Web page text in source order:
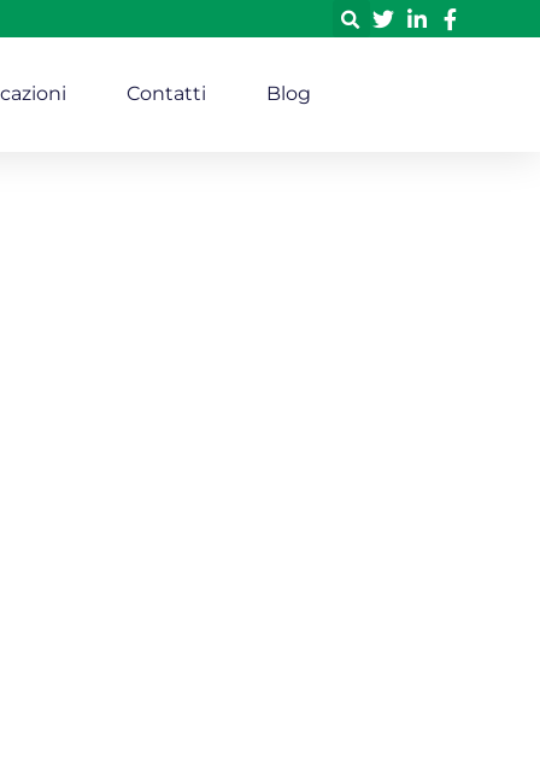
Contatti Blog